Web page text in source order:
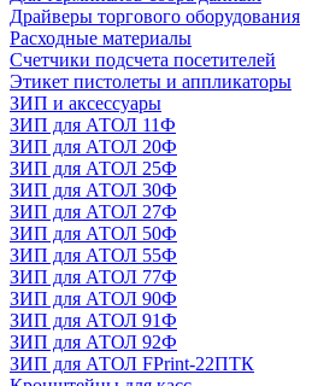
Драйверы торгового оборудования
Расходные материалы
Счетчики подсчета посетителей
Этикет пистолеты и аппликаторы
ЗИП и аксессуары
ЗИП для АТОЛ 11Ф
ЗИП для АТОЛ 20Ф
ЗИП для АТОЛ 25Ф
ЗИП для АТОЛ 30Ф
ЗИП для АТОЛ 27Ф
ЗИП для АТОЛ 50Ф
ЗИП для АТОЛ 55Ф
ЗИП для АТОЛ 77Ф
ЗИП для АТОЛ 90Ф
ЗИП для АТОЛ 91Ф
ЗИП для АТОЛ 92Ф
ЗИП для АТОЛ FPrint-22ПТК